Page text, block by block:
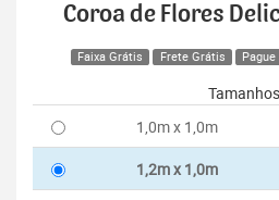
Coroa de Flores
Faixa Grátis Frete Grátis
Tamanhos
1,0m x 1,0m
1,2m x 1,0m